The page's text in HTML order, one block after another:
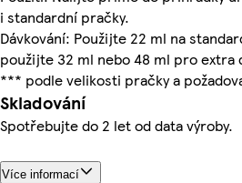
i standardní pračky.
Dávkování: Použijte 22 ml na
použijte 32 ml nebo 48 ml pro extra
*** podle velikosti pračky a
Skladování
Spotřebujte do 2 let od data výroby.
Více informací